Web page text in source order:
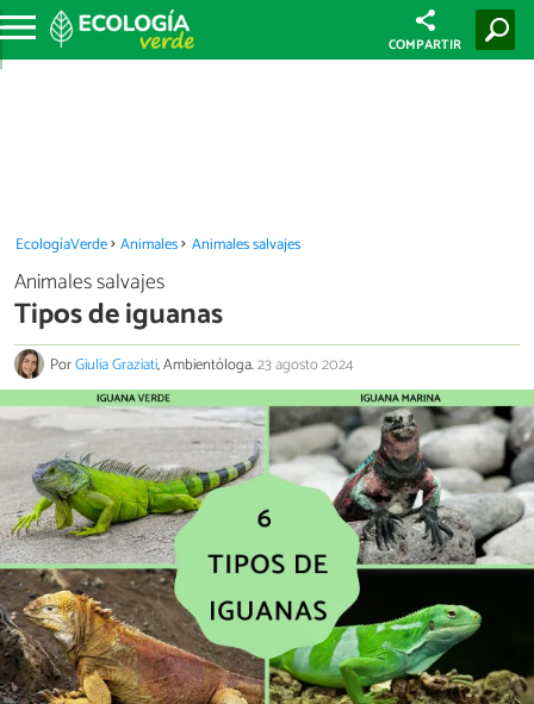
COMPARTIR
EcologíaVerde Animales Animales salvajes
Animales salvajes
Tipos de iguanas
PorGiulia Graziati, Ambientóloga.23 agosto 2024